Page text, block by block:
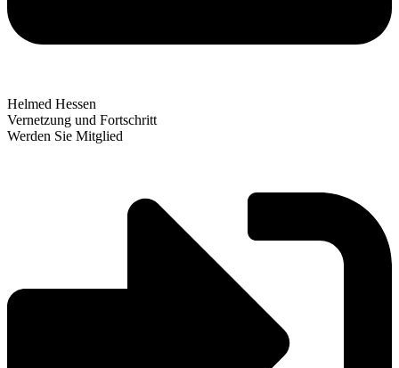
Helmed Hessen
Vernetzung und Fortschritt
Werden Sie Mitglied